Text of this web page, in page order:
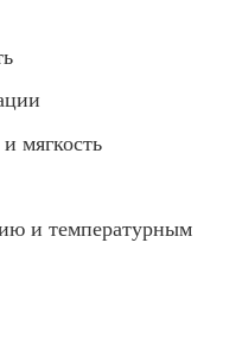
мягкость
и температурным